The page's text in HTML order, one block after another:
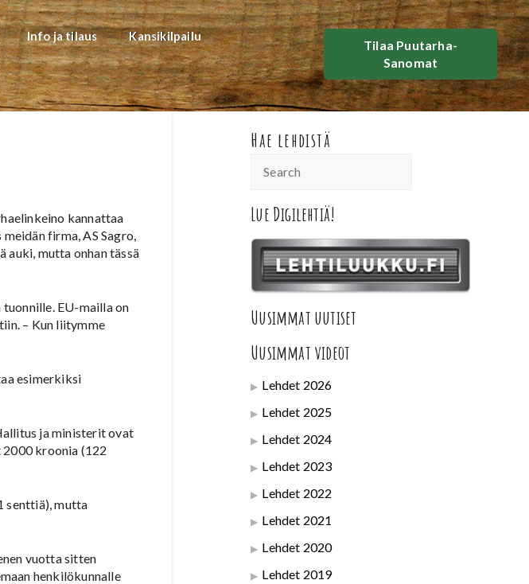
Info ja tilaus Kansikilpailu
Tilaa Puutarha-
Sanomat
kannattaa
firma, AS Sagro,
auki, mutta onhan tässä
EU-mailla on
– Kun liitymme
esimerkiksi
ja ministerit ovat
2000 kroonia (122
senttiä), mutta
vuotta sitten
henkilökunnalle
Hae lehdistä
Lue Digilehtiä!
Uusimmat uutiset
Uusimmat videot
Lehdet 2026
Lehdet 2025
Lehdet 2024
Lehdet 2023
Lehdet 2022
Lehdet 2021
Lehdet 2020
Lehdet 2019